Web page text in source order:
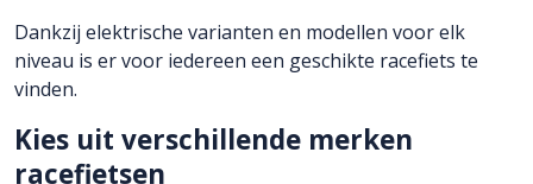
Dankzij elektrische varianten en modellen voor elk
niveau is er voor iedereen een geschikte racefiets te
vinden.
Kies uit verschillende merken
racefietsen